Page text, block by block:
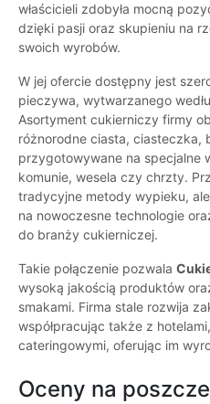
właścicieli zdobyła mocną
dzięki pasji oraz skupieniu na
swoich wyrobów.
W jej ofercie dostępny jest
pieczywa, wytwarzanego
Asortyment cukierniczy firmy
różnorodne ciasta, ciasteczka,
przygotowywane na specjalne
komunie, wesela czy chrzty.
tradycyjne metody wypieku,
na nowoczesne technologie
do branży cukierniczej.
Takie połączenie pozwala
wysoką jakością produktów
smakami. Firma stale rozwija
współpracując także z
cateringowymi, oferując im
Oceny na